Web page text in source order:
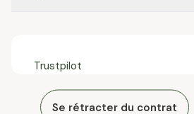
Trustpilot
Se rétracter du contrat